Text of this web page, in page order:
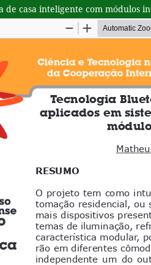
casa inteligente com módulos